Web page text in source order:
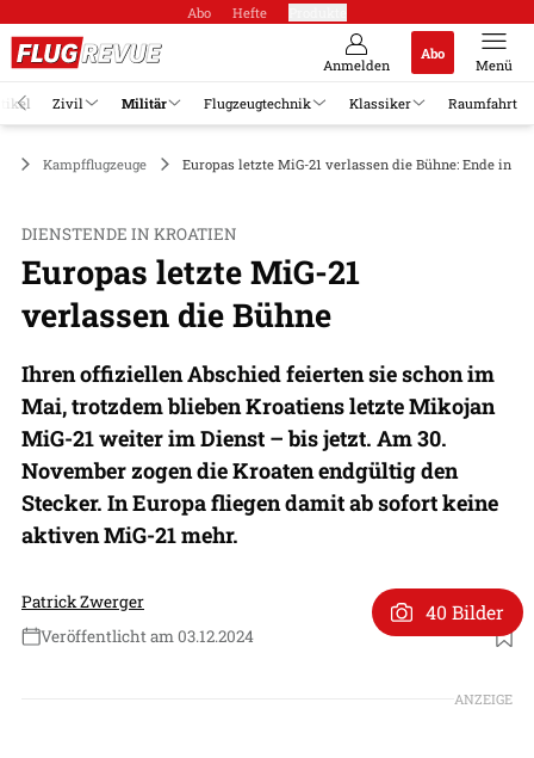
Abo Hefte
Anmelden
Abo
Menü
Zivil Militär Flugzeugtechnik Klassiker Raumfahrt
Kampfflugzeuge Europas letzte MiG-21 verlassen die Bühne: Ende in
DIENSTENDE IN KROATIEN
Europas letzte MiG-21
verlassen die Bühne
Ihren offiziellen Abschied feierten sie schon im
Mai, trotzdem blieben Kroatiens letzte Mikojan
MiG-21 weiter im Dienst – bis jetzt. Am 30.
November zogen die Kroaten endgültig den
Stecker. In Europa fliegen damit ab sofort keine
aktiven MiG-21 mehr.
Patrick Zwerger
Veröffentlicht am 03.12.2024
Foto: Patrick Zwerger
40 Bilder
ANZEIGE